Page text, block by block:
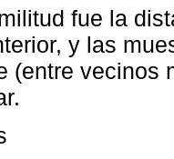
fue la
y las
(entre vecinos